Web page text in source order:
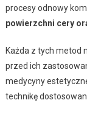
procesy odnowy
powierzchni cery
Każda z tych metod
przed ich
medycyny
technikę